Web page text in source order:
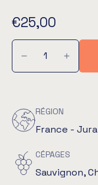
€25,00
RÉGION
France - Jura
CÉPAGES
Sauvignon,